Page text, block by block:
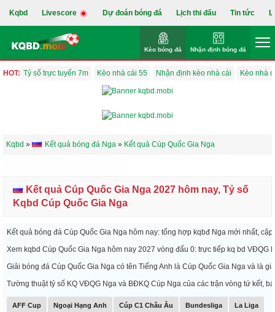
Kqbd Livescore Dự đoán bóng đá Lịch thi đấu Tin tức
Kèo bóng đá Nhận định bóng đá
HOT: Tỷ số trực tuyến 7m Kèo nhà cái 55 Nhận định kèo nhà cái Kèo nhà
Kqbd » Kết quả bóng đá Nga » Kết quả Cúp Quốc Gia Nga
Kết quả Cúp Quốc Gia Nga 2027 hôm nay, Tỷ số
Kqbd Cúp Quốc Gia Nga
Kết quả bóng đá Cúp Quốc Gia Nga hôm nay: tổng hợp kqbđ Nga mới nhất,
Xem kqbd Cúp Quốc Gia Nga hôm nay 2027 vòng đấu 0: trực tiếp kq bd
Giải bóng đá Cúp Quốc Gia Nga có tên Tiếng Anh là Cúp Quốc Gia Nga và là
Tường thuật tỷ số KQ VĐQG Nga và BĐKQ Cúp Nga của các trận vòng tứ kết,
AFF Cup Ngoại Hạng Anh Cúp C1 Châu Âu Bundesliga La Liga